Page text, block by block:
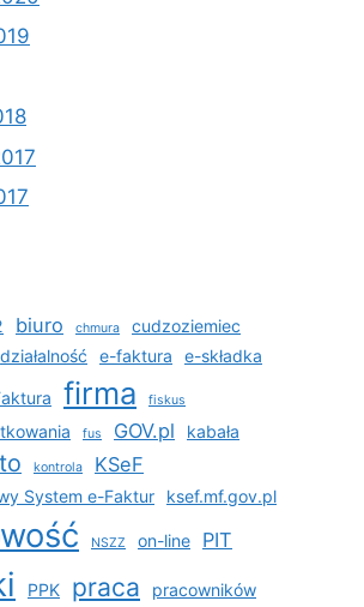
biuro chmura
cudzoziemiec
działalność e-faktura e-składka
firma fiskus
fus GOV.pl
kabała
kontrola KSeF
System e-Faktur ksef.mf.gov.pl
NSZZ on-line PIT
PPK praca pracowników